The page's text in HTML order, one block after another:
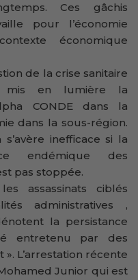
Ces gâchis
pour l’économie
économique
de la crise sanitaire
mis en lumière la
CONDE dans la
dans la sous-région.
inefficace si la
endémique des
pas stoppée.
assassinats ciblés
administratives ,
la persistance
entretenu par des
L’arrestation récente
Junior qui est